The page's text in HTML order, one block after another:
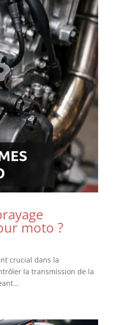
moto ?
crucial dans la
la transmission de la